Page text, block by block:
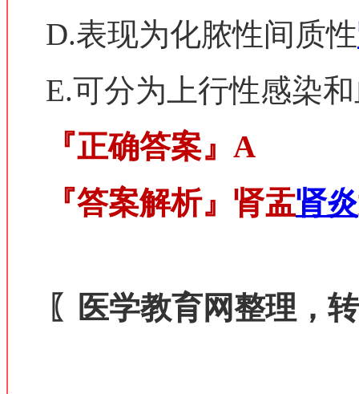
D.表现为化脓性间质性
E.可分为上行性感染
『正确答案』 A
『答案解析』 肾盂肾炎
〖医学教育网整理，